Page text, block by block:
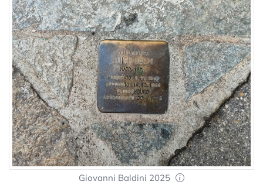
Giovanni Baldini 2025